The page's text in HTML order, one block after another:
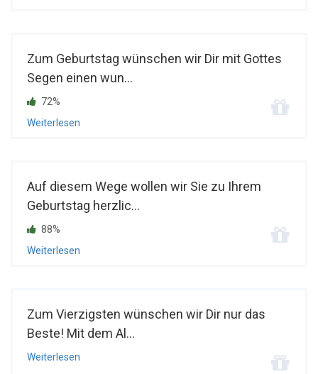
Zum Geburtstag wünschen wir Dir mit Gottes
Segen einen wun...
72%
Weiterlesen
Auf diesem Wege wollen wir Sie zu Ihrem
Geburtstag herzlic...
88%
Weiterlesen
Zum Vierzigsten wünschen wir Dir nur das
Beste! Mit dem Al...
Weiterlesen